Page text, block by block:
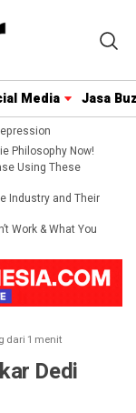
Media Jasa
Philosophy Now!
Using These
Industry and Their
Work & What You
dari 1 menit
Dedi